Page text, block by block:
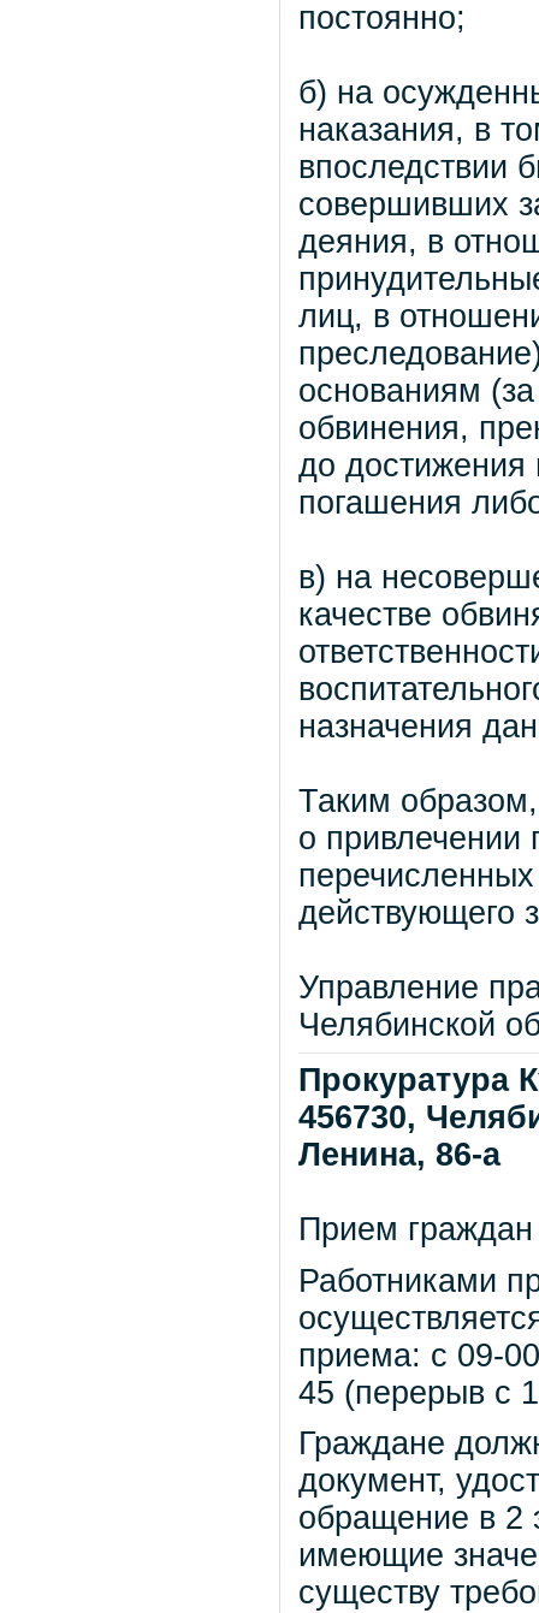
постоянно;
б) на
наказания, в
впоследствии
совершивших
деяния, в
лиц, в
основаниям
обвинения,
до достижения
погашения
в) на
качестве
назначения
Таким
о привлечении
перечисленных
действующего
Управление
Челябинской
Прокуратура
456730,
Ленина, 86-а
Прием граждан
Работниками
приема: с 09-
45 (перерыв с
Граждане
документ,
обращение в 2
имеющие
существу